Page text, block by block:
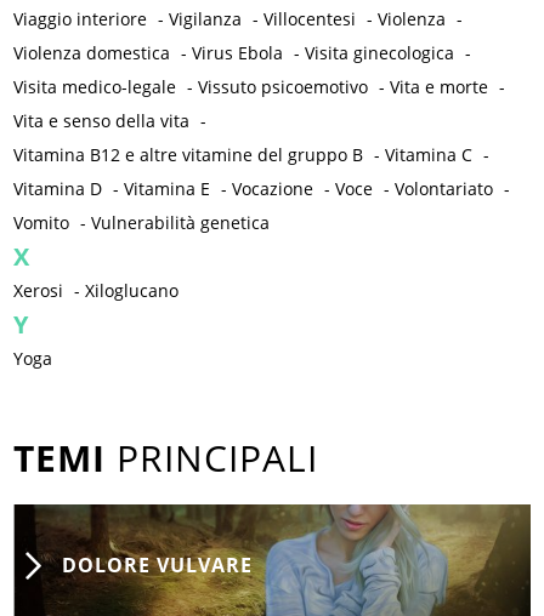
Viaggio interiore -Vigilanza -Villocentesi -Violenza -
Violenza domestica -Virus Ebola -Visita ginecologica -
Visita medico-legale -Vissuto psicoemotivo -Vita e morte -
Vita e senso della vita -
Vitamina B12 e altre vitamine del gruppo B -Vitamina C -
Vitamina D -Vitamina E -Vocazione -Voce -Volontariato -
Vomito -Vulnerabilità genetica
X
Xerosi -Xiloglucano
Y
Yoga
TEMI PRINCIPALI
DOLORE VULVARE